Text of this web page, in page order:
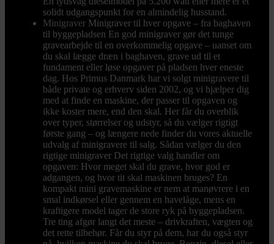
solidt udgangspunkt for en almindelig husstand.
Minigraver Minigraver til hver opgave – fra baghaven
til byggepladsen En god minigraver gør det tunge
gravearbejde til en overkommelig opgave – uanset om
du skal lægge dræn i baghaven, grave ud til et
fundament eller løse opgaver på pladsen hver eneste
dag. Hos Primus Danmark har vi solgt minigravere til
både private og erhverv siden 2002, og vi hjælper dig
med at finde en maskine, der passer til opgaven og
ikke koster mere, end den skal. Her får du overblik
over typer, størrelser og udstyr, så du vælger rigtigt
første gang – og længere nede finder du vores aktuelle
udvalg af minigravere til salg. Sådan vælger du den
rigtige minigraver Det rigtige valg handler om
opgaven: Hvor meget skal du grave, hvor god er
adgangen, og hvor tit skal maskinen bruges? En
kompakt mini gravemaskine er nem at manøvrere i en
smal indkørsel eller gennem en havelåge, mens en
kraftigere model tager de store ryk på byggepladsen.
Tre ting afgør langt det meste – drivkraften, vægten og
det rette tilbehør. Får du styr på dem, har du også styr